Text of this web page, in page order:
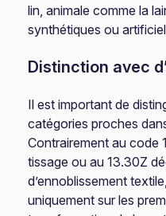
lin, animale comme la
synthétiques ou
Distinction avec
Il est important de
catégories proches
Contrairement au code
tissage ou au 13.30Z
d’ennoblissement
uniquement sur les